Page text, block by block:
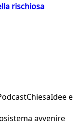
rischiosa
ChiesaIdee e
avvenire